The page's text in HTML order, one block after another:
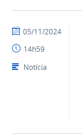
por
-
SEAD
publicado
05/11/2024
14h59
Notícia